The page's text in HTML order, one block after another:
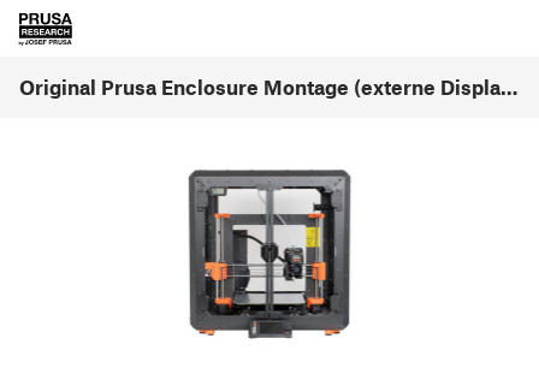
Original Prusa Enclosure Montage (externe Display-Befestigung) (v1.03)